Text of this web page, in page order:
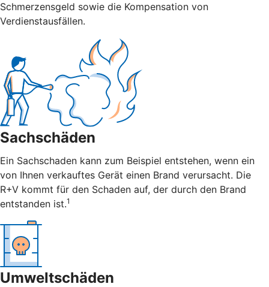
Schmerzensgeld sowie die Kompensation von
Verdienstausfällen.
Sachschäden
Ein Sachschaden kann zum Beispiel entstehen, wenn ein
von Ihnen verkauftes Gerät einen Brand verursacht. Die
R+V kommt für den Schaden auf, der durch den Brand
entstanden ist.1
Umweltschäden